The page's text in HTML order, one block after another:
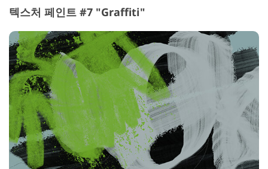
텍스처 페인트 #7 "Graffiti"